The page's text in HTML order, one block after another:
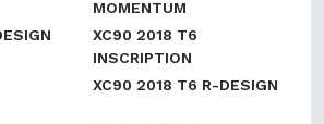
MOMENTUM
XC90 2018 T6
INSCRIPTION
XC90 2018 T6 R-DESIGN